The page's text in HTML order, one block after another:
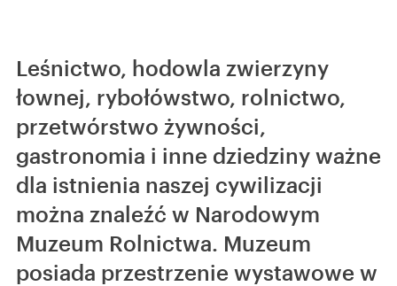
Leśnictwo, hodowla zwierzyny
łownej, rybołówstwo, rolnictwo,
przetwórstwo żywności,
gastronomia i inne dziedziny ważne
dla istnienia naszej cywilizacji
można znaleźć w Narodowym
Muzeum Rolnictwa. Muzeum
posiada przestrzenie wystawowe w